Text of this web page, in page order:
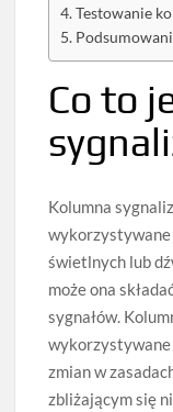
Testowanie
Co to
Kolumna
wykorzystywane
świetlnych lub
może ona
sygnałów.
wykorzystywane
zmian w
zbliżającym się